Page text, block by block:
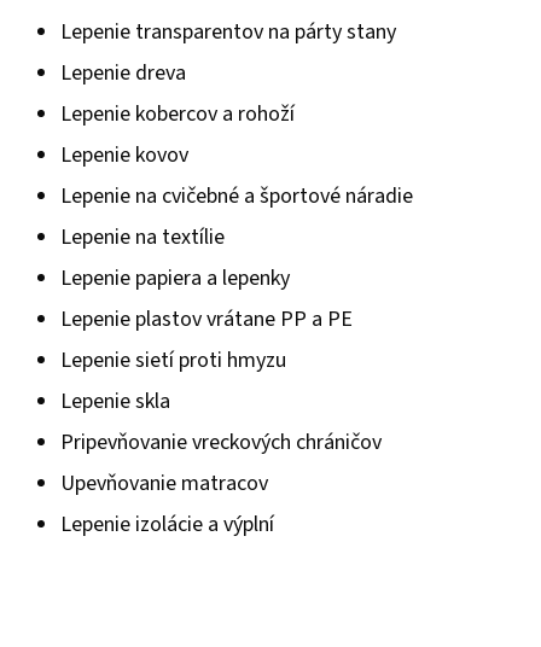
Lepenie transparentov na párty stany
Lepenie dreva
Lepenie kobercov a rohoží
Lepenie kovov
Lepenie na cvičebné a športové náradie
Lepenie na textílie
Lepenie papiera a lepenky
Lepenie plastov vrátane PP a PE
Lepenie sietí proti hmyzu
Lepenie skla
Pripevňovanie vreckových chráničov
Upevňovanie matracov
Lepenie izolácie a výplní